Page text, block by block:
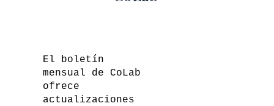
El boletín
mensual de CoLab
ofrece
actualizaciones